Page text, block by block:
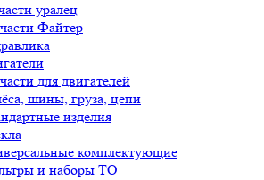
уралец
Файтер
для двигателей
шины, груза, цепи
изделия
комплектующие
и наборы ТО